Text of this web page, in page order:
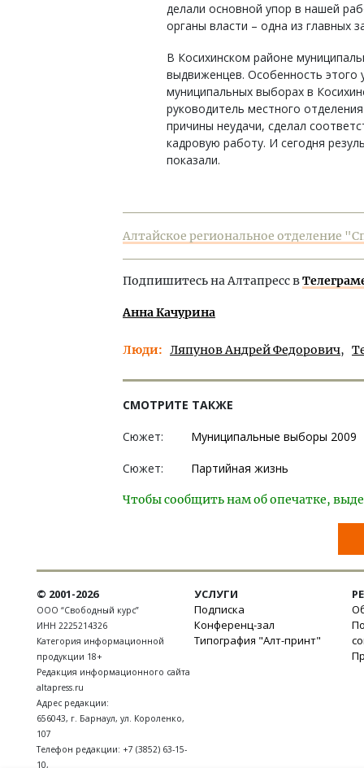
делали основной упор в нашей
органы власти – одна из главных
В Косихинском районе
выдвиженцев. Особенность этого
муниципальных выборах в
руководитель местного
причины неудачи, сделал
кадровую работу. И сегодня
показали.
Алтайское региональное отделение
Подпишитесь на Алтапресс в
Анна Качурина
Люди Ляпунов Андрей Федорович
СМОТРИТЕ ТАКЖЕ
Сюжет: Муниципальные выборы 2009
Сюжет: Партийная жизнь
Чтобы сообщить нам об опечатке,
© 2001-2026
ООО “Свободный курс”
ИНН 2225214326
Категория информационной
продукции 18+
Редакция информационного сайта
altapress.ru
Адрес редакции:
656043, г. Барнаул, ул. Короленко,
107
Телефон редакции: +7 (3852) 63-15-
10,
УСЛУГИ
Подписка
Конференц-зал
Типография "Алт-принт"